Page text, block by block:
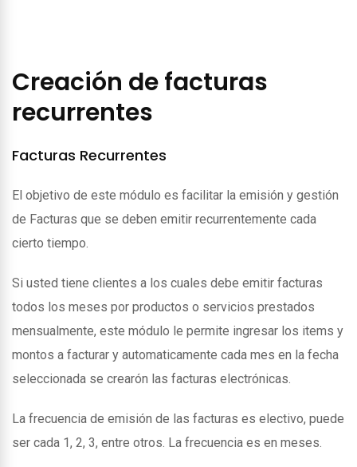
Creación de facturas
recurrentes
Facturas Recurrentes
El objetivo de este módulo es facilitar la emisión y gestión
de Facturas que se deben emitir recurrentemente cada
cierto tiempo.
Si usted tiene clientes a los cuales debe emitir facturas
todos los meses por productos o servicios prestados
mensualmente, este módulo le permite ingresar los items y
montos a facturar y automaticamente cada mes en la fecha
seleccionada se crearón las facturas electrónicas.
La frecuencia de emisión de las facturas es electivo, puede
ser cada 1, 2, 3, entre otros. La frecuencia es en meses.